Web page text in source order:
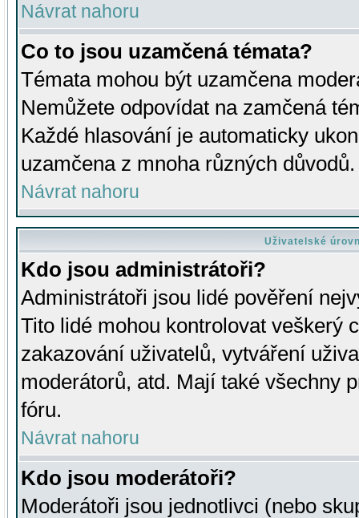
Návrat nahoru
Co to jsou uzamčená témata?
Témata mohou být uzamčena
Nemůžete odpovídat na zamčená
Každé hlasování je automaticky
uzamčena z mnoha různých důvodů.
Návrat nahoru
Uživatelské
Kdo jsou administrátoři?
Administrátoři jsou lidé pověření
Tito lidé mohou kontrolovat veškerý
zakazování uživatelů, vytváření
moderátorů, atd. Mají také všechny
fóru.
Návrat nahoru
Kdo jsou moderátoři?
Moderátoři jsou jednotlivci (nebo